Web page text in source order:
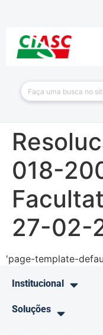
018-
27-02-
'page-template-
Institucional
Soluções